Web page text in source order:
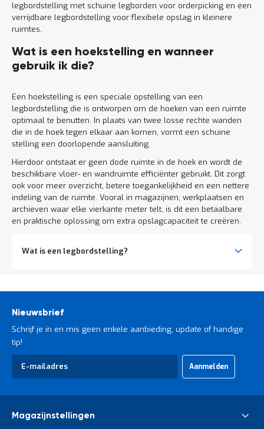
legbordstelling met schuine legborden voor orderpicking en een
verrijdbare legbordstelling voor flexibele opslag in kleinere
ruimtes.
Wat is een hoekstelling en wanneer
gebruik ik die?
Een hoekstelling is een speciale opstelling van een
legbordstelling die is ontworpen om de hoeken van een ruimte
optimaal te benutten. In plaats van twee losse rechte wanden
die in de hoek tegen elkaar aan komen, vormt een schuine
stelling een doorlopende aansluiting.
Hierdoor ontstaat er geen dode ruimte in de hoek en wordt de
beschikbare vloer- en wandruimte efficiënter gebruikt. Dit zorgt
ook voor meer overzicht, betere toegankelijkheid en een nettere
indeling van de ruimte. Vooral in magazijnen, werkplaatsen en
archieven waar elke vierkante meter telt, is dit een betaalbare
en praktische oplossing om extra opslagcapaciteit te creëren.
Wat is een legbordstelling?
Nieuwsbrief
Schrijf je in en mis geen enkele aanbieding, update of handige
tip!
Abonneer
op
Aanmelden
Magazijnstellingen